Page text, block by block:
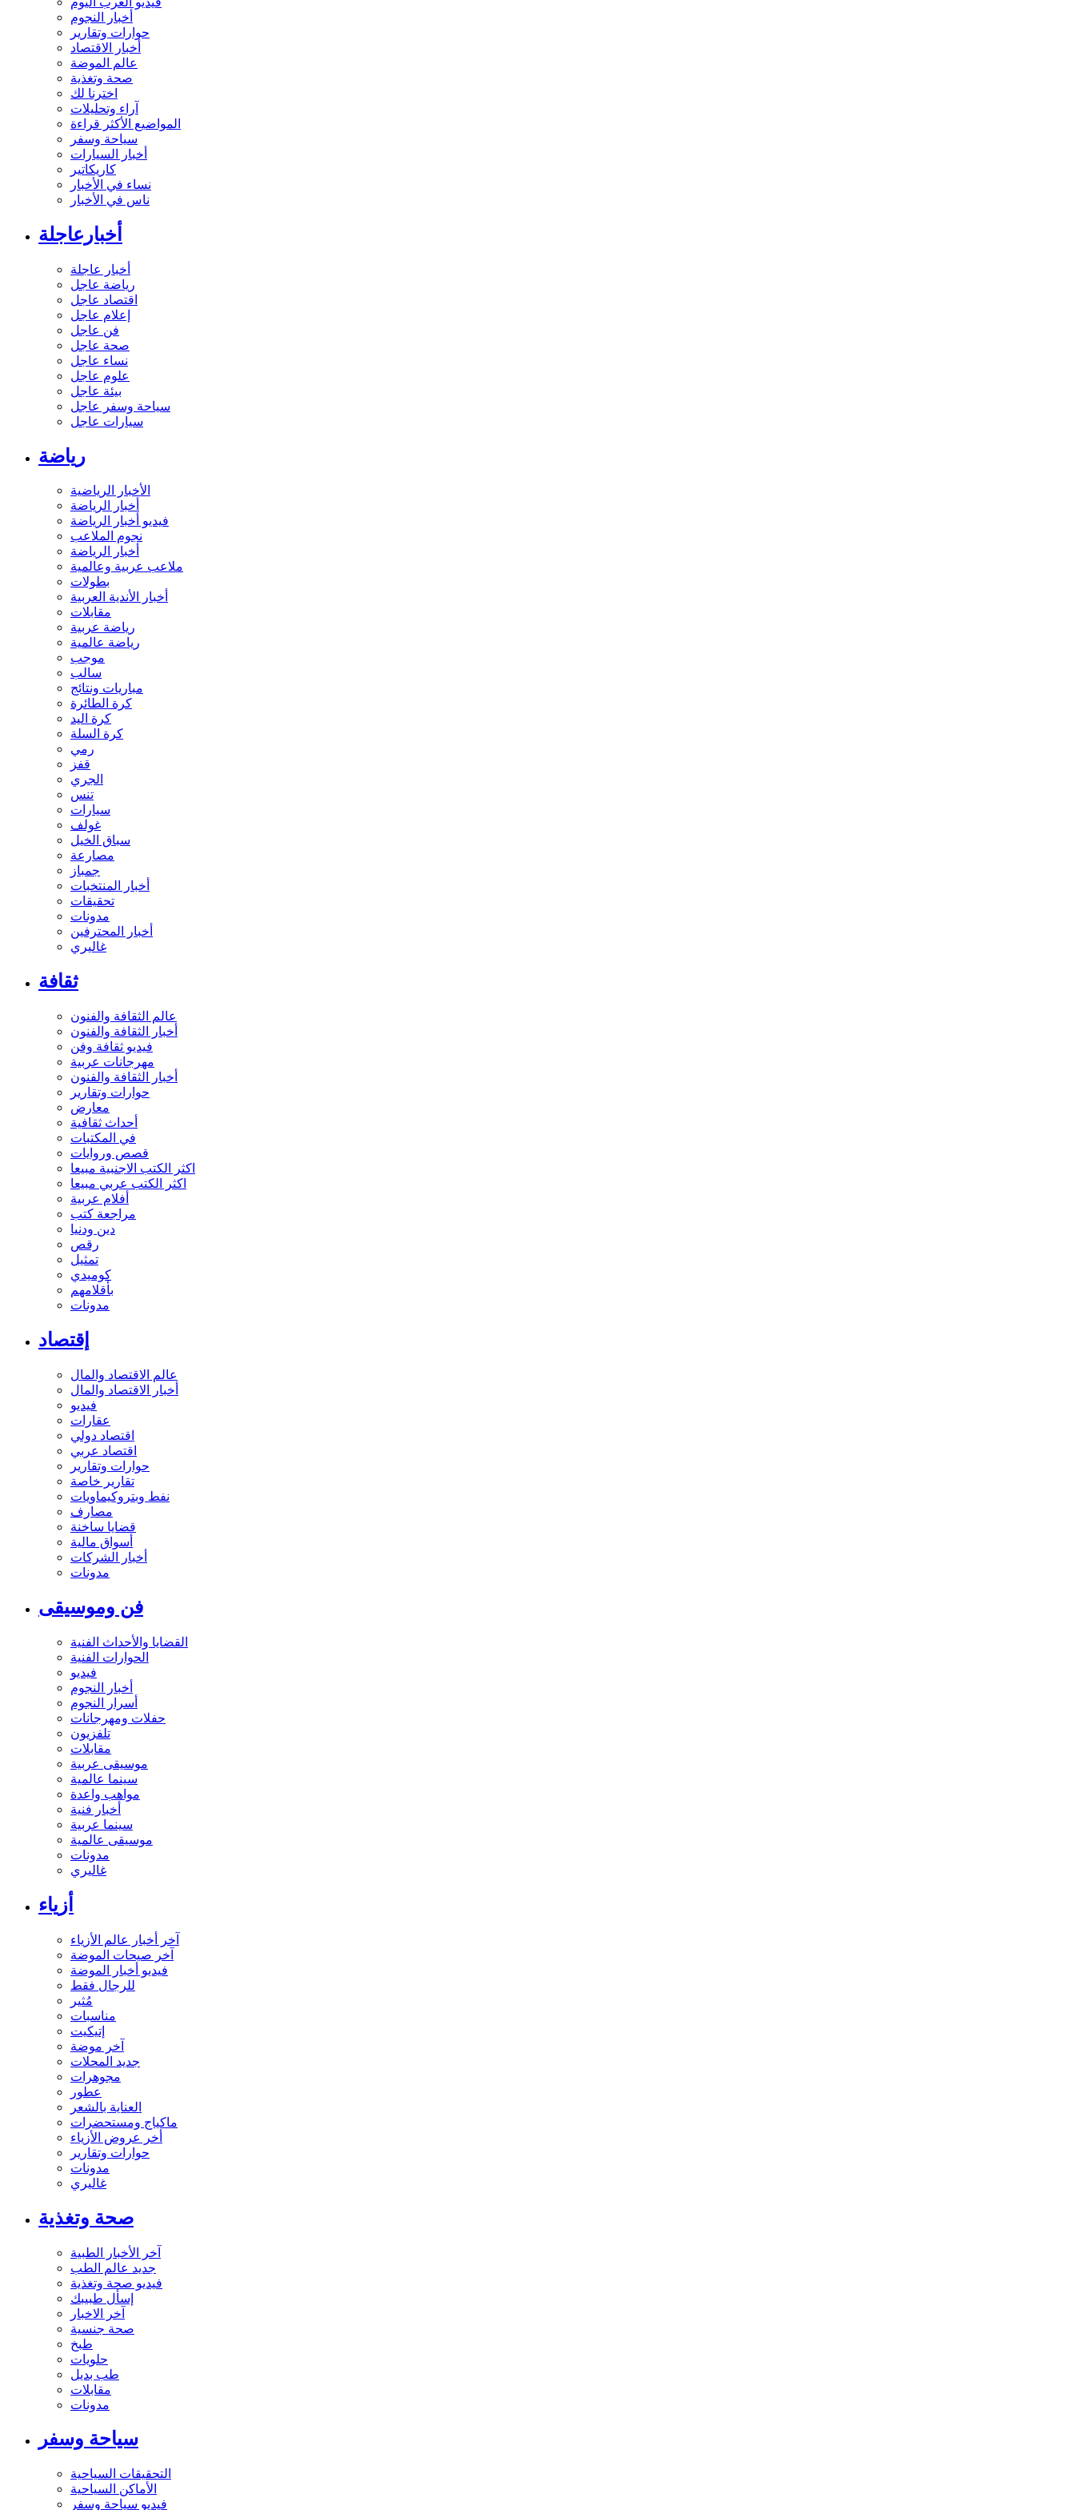
أخبار النجوم
حوارات وتقارير
أخبار الاقتصاد
عالم الموضة
صحة وتغذية
اخترنا لك
آراء وتحليلات
المواضيع الأكثر قراءة
سياحة وسفر
أخبار السيارات
كاريكاتير
نساء في الأخبار
ناس في الأخبار
أخبارعاجلة
أخبار عاجلة
رياضة عاجل
اقتصاد عاجل
إعلام عاجل
فن عاجل
صحة عاجل
نساء عاجل
علوم عاجل
بيئة عاجل
سياحة وسفر عاجل
سيارات عاجل
رياضة
الأخبار الرياضية
أخبار الرياضة
فيديو أخبار الرياضة
نجوم الملاعب
أخبار الرياضة
ملاعب عربية وعالمية
بطولات
أخبار الأندية العربية
مقابلات
رياضة عربية
رياضة عالمية
موجب
سالب
مباريات ونتائج
كرة الطائرة
كرة اليد
كرة السلة
رمي
قفز
الجري
تنس
سيارات
غولف
سباق الخيل
مصارعة
جمباز
أخبار المنتخبات
تحقيقات
مدونات
أخبار المحترفين
غاليري
ثقافة
عالم الثقافة والفنون
أخبار الثقافة والفنون
فيديو ثقافة وفن
مهرجانات عربية
أخبار الثقافة والفنون
حوارات وتقارير
معارض
أحداث ثقافية
في المكتبات
قصص وروايات
اكثر الكتب الاجنبية مبيعا
اكثر الكتب عربي مبيعا
أفلام عربية
مراجعة كتب
دين ودنيا
رقص
تمثيل
كوميدي
بأقلامهم
مدونات
إقتصاد
عالم الاقتصاد والمال
أخبار الاقتصاد والمال
فيديو
عقارات
اقتصاد دولي
اقتصاد عربي
حوارات وتقارير
تقارير خاصة
نفط وبتروكيماويات
مصارف
قضايا ساخنة
أسواق مالية
أخبار الشركات
مدونات
فن وموسيقى
القضايا والأحداث الفنية
الحوارات الفنية
فيديو
أخبار النجوم
أسرار النجوم
حفلات ومهرجانات
تلفزيون
مقابلات
موسيقى عربية
سينما عالمية
مواهب واعدة
أخبار فنية
سينما عربية
موسيقى عالمية
مدونات
غاليري
أزياء
آخر أخبار عالم الأزياء
آخر صيحات الموضة
فيديو أخبار الموضة
للرجال فقط
مُثير
مناسبات
إتيكيت
آخر موضة
جديد المحلات
مجوهرات
عطور
العناية بالشعر
ماكياج ومستحضرات
أخر عروض الأزياء
حوارات وتقارير
مدونات
غاليري
صحة وتغذية
آخر الأخبار الطبية
جديد عالم الطب
فيديو صحة وتغذية
إسأل طبيبك
آخر الاخبار
صحة جنسية
طبخ
حلويات
طب بديل
مقابلات
مدونات
سياحة وسفر
التحقيقات السياحية
الأماكن السياحية
فيديو سياحة وسفر